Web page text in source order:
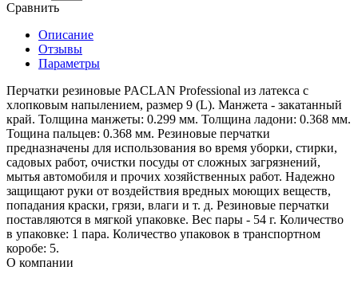
Сравнить
Описание
Отзывы
Параметры
Перчатки резиновые PACLAN Professional из латекса с
хлопковым напылением, размер 9 (L). Манжета - закатанный
край. Толщина манжеты: 0.299 мм. Толщина ладони: 0.368 мм.
Тощина пальцев: 0.368 мм. Резиновые перчатки
предназначены для использования во время уборки, стирки,
садовых работ, очистки посуды от сложных загрязнений,
мытья автомобиля и прочих хозяйственных работ. Надежно
защищают руки от воздействия вредных моющих веществ,
попадания краски, грязи, влаги и т. д. Резиновые перчатки
поставляются в мягкой упаковке. Вес пары - 54 г. Количество
в упаковке: 1 пара. Количество упаковок в транспортном
коробе: 5.
О компании